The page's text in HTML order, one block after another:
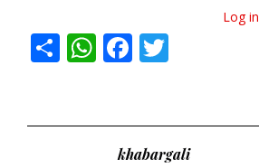
Log in
ShareWhatsApp
Facebook
khabargali